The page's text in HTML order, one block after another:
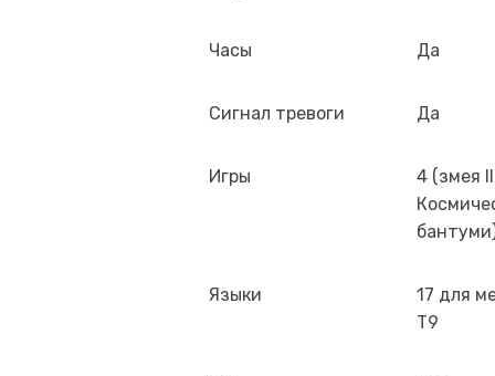
Часы Да
Сигнал тревоги Да
Игры
4 (змея
Языки
17 для
T9